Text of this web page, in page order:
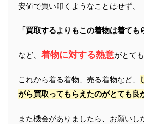
安値で買い叩くようなことはせず、
「買取するよりもこの着物は着ても
など、 着物に対する熱意がとて
これから着る着物、売る着物など、
がら買取ってもらえたのがとても良
また機会がありましたら、お願いし